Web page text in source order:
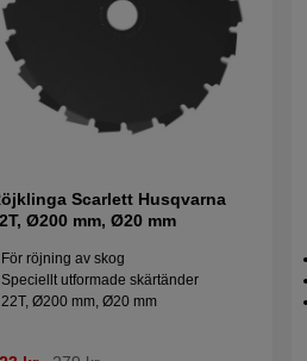
Scarlett Husqvarna
Ø200 mm, Ø20 mm
För röjning av skog
Speciellt utformade skärtänder
22T, Ø200 mm, Ø20 mm